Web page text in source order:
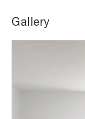
Gallery